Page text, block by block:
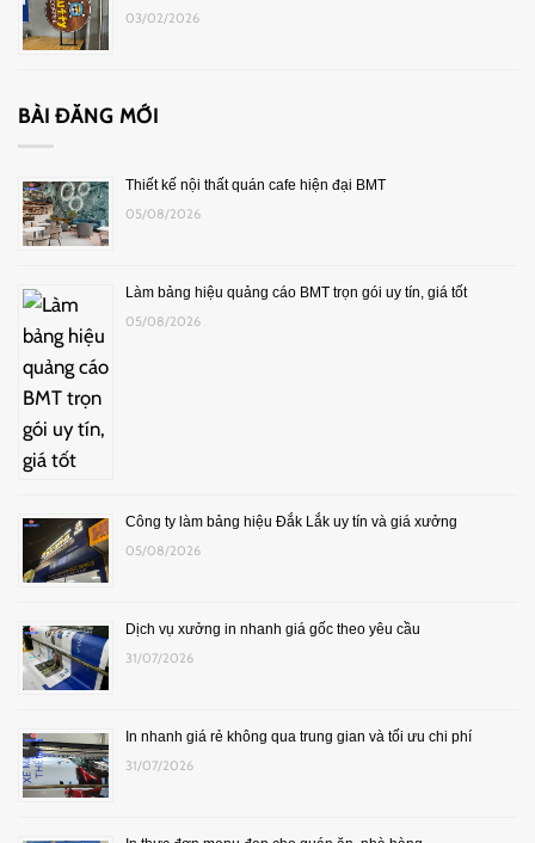
03/02/2026
BÀI ĐĂNG MỚI
Thiết kế nội thất quán cafe hiện đại BMT
05/08/2026
Làm bảng hiệu quảng cáo BMT trọn gói uy tín, giá tốt
05/08/2026
Công ty làm bảng hiệu Đắk Lắk uy tín và giá xưởng
05/08/2026
Dịch vụ xưởng in nhanh giá gốc theo yêu cầu
31/07/2026
In nhanh giá rẻ không qua trung gian và tối ưu chi phí
31/07/2026